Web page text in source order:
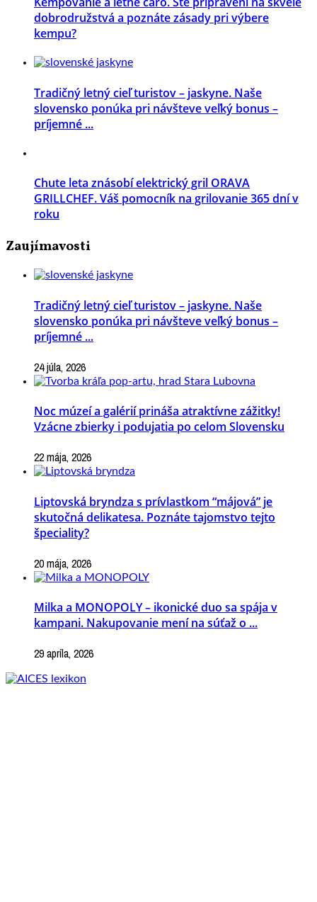
dobrodružstvá a poznáte zásady pri výbere
kempu?
Tradičný letný cieľ turistov – jaskyne. Naše
slovensko ponúka pri návšteve veľký bonus –
príjemné ...
Chute leta znásobí elektrický gril ORAVA
GRILLCHEF. Váš pomocník na grilovanie 365 dní v
roku
Zaujímavosti
Tradičný letný cieľ turistov – jaskyne. Naše
slovensko ponúka pri návšteve veľký bonus –
príjemné ...
24 júla, 2026
Noc múzeí a galérií prináša atraktívne zážitky!
Vzácne zbierky i podujatia po celom Slovensku
22 mája, 2026
Liptovská bryndza s prívlastkom “májová” je
skutočná delikatesa. Poznáte tajomstvo tejto
špeciality?
20 mája, 2026
Milka a MONOPOLY – ikonické duo sa spája v
kampani. Nakupovanie mení na súťaž o ...
29 apríla, 2026